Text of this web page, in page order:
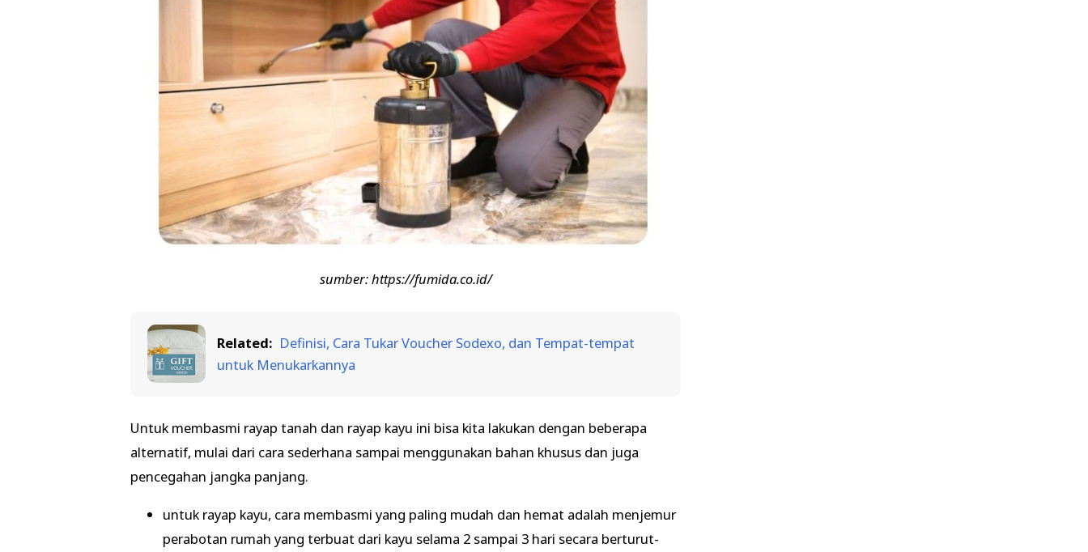
sumber: https://fumida.co.id/
Related: Definisi, Cara Tukar Voucher Sodexo, dan Tempat-tempat
untuk Menukarkannya
Untuk membasmi rayap tanah dan rayap kayu ini bisa kita lakukan dengan beberapa
alternatif, mulai dari cara sederhana sampai menggunakan bahan khusus dan juga
pencegahan jangka panjang.
untuk rayap kayu, cara membasmi yang paling mudah dan hemat adalah menjemur
perabotan rumah yang terbuat dari kayu selama 2 sampai 3 hari secara berturut-